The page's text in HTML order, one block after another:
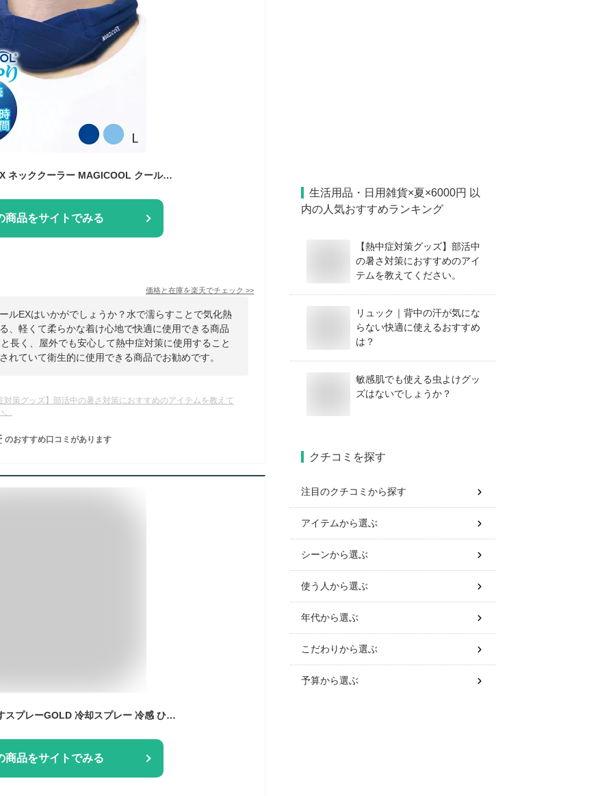
【公式】マジクールEX ネッククーラー MAGICOOL クールリング 冷感グッズ 工事 ひんやり 熱中症対策 男性 軽い 布 長時間 長持ち 首 冷やす 最強 水 車 屋外 作業 犬 自転車 農作業 通勤 繰り返し アウトドア 防災 冷却 冷たい スポーツ
商品をサイトでみる
価格と在庫を楽天でチェック >>
ルEXはいかがでしょうか？水で濡らすことで気化熱
、軽くて柔らかな着け心地で快適に使用できる商品
長く、屋外でも安心して熱中症対策に使用すること
れていて衛生的に使用できる商品でお勧めです。
対策グッズ】部活中の暑さ対策におすすめのアイテムを教えて
のおすすめ口コミがあります
アイスノン 頭を冷やすスプレーGOLD 冷却スプレー 冷感 ひんやり 冷たい 頭皮 クールダウン 暑さ対策
商品をサイトでみる
生活用品・日用雑貨×夏×6000円 以
内の人気おすすめランキング
【熱中症対策グッズ】部活中
の暑さ対策におすすめのアイ
テムを教えてください。
リュック｜背中の汗が気にな
らない快適に使えるおすすめ
は？
敏感肌でも使える虫よけグッ
ズはないでしょうか？
クチコミを探す
注目のクチコミから探す
アイテムから選ぶ
シーンから選ぶ
使う人から選ぶ
年代から選ぶ
こだわりから選ぶ
予算から選ぶ